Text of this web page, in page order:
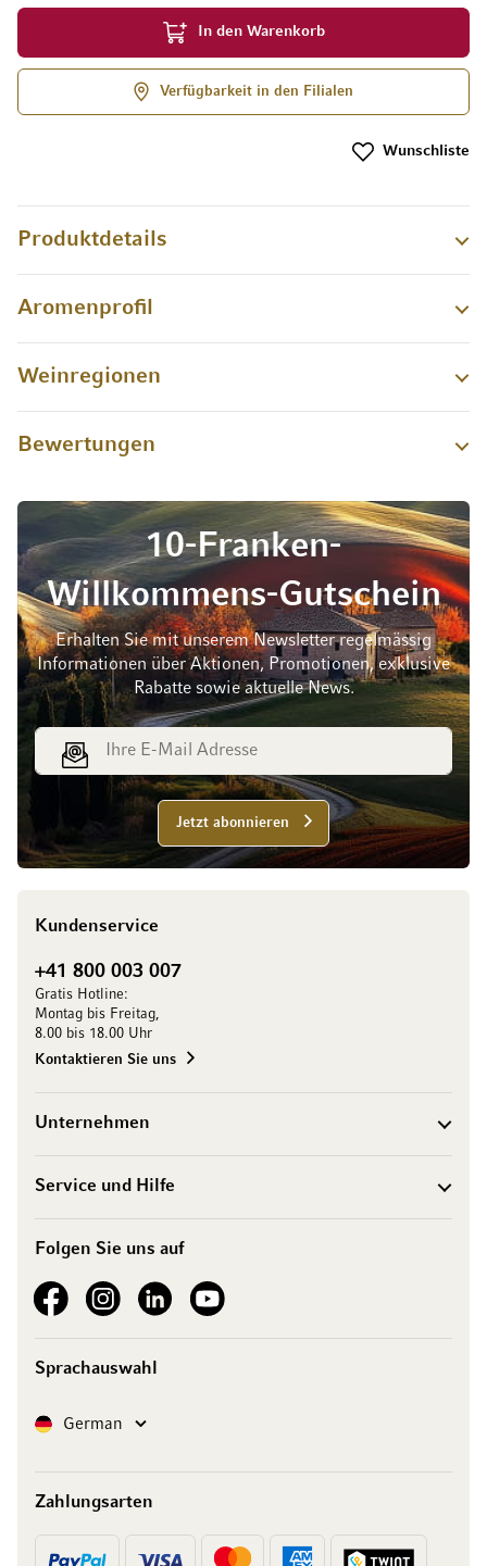
In den Warenkorb
Verfügbarkeit in den Filialen
Wunschliste
Produktdetails
Aromenprofil
Weinregionen
Bewertungen
10-Franken-
Willkommens-Gutschein
Erhalten Sie mit unserem Newsletter regelmässig
Informationen über Aktionen, Promotionen, exklusive
Rabatte sowie aktuelle News.
E-Mail Adresse
Jetzt abonnieren
Kundenservice
+41 800 003 007
Gratis Hotline:
Montag bis Freitag,
8.00 bis 18.00 Uhr
Kontaktieren Sie uns
Unternehmen
Service und Hilfe
Folgen Sie uns auf
See our FacebookSee our Instagram account
See our LinkedInSee our YouTube channel
Sprachauswahl
SpracheGerman
Zahlungsarten